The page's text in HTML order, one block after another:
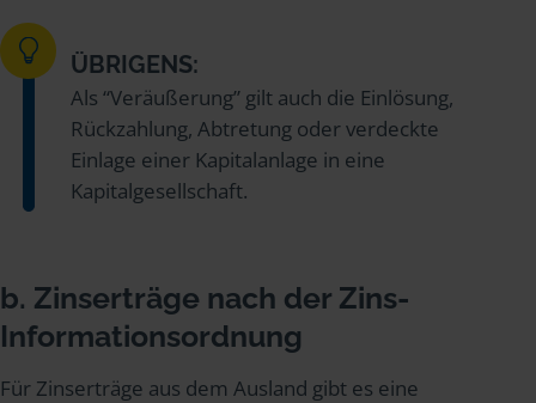
ÜBRIGENS:
Als “Veräußerung” gilt auch die Einlösung,
Rückzahlung, Abtretung oder verdeckte
Einlage einer Kapitalanlage in eine
Kapitalgesellschaft.
b. Zinserträge nach der Zins-
Informationsordnung
Für Zinserträge aus dem Ausland gibt es eine